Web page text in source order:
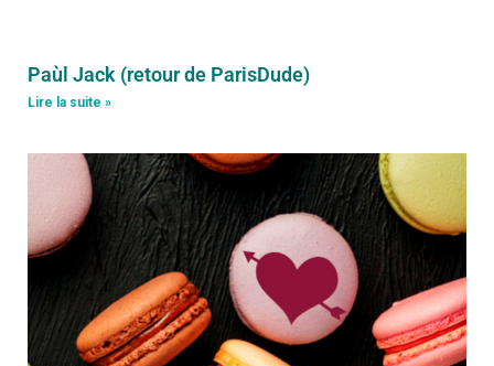
Paùl Jack (retour de ParisDude)
Lire la suite »